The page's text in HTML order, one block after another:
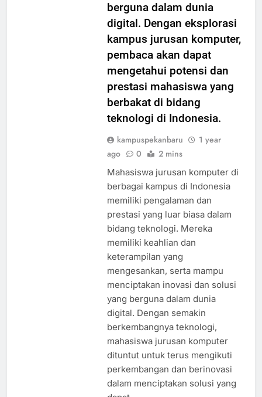
berguna dalam dunia
digital. Dengan eksplorasi
kampus jurusan komputer,
pembaca akan dapat
mengetahui potensi dan
prestasi mahasiswa yang
berbakat di bidang
teknologi di Indonesia.
kampuspekanbaru
1 year
ago
0 2 mins
Mahasiswa jurusan komputer di
berbagai kampus di Indonesia
memiliki pengalaman dan
prestasi yang luar biasa dalam
bidang teknologi. Mereka
memiliki keahlian dan
keterampilan yang
mengesankan, serta mampu
menciptakan inovasi dan solusi
yang berguna dalam dunia
digital. Dengan semakin
berkembangnya teknologi,
mahasiswa jurusan komputer
dituntut untuk terus mengikuti
perkembangan dan berinovasi
dalam menciptakan solusi yang